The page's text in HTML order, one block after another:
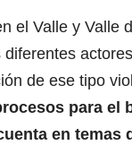
el Valle y Valle
de ese tipo
para
en temas